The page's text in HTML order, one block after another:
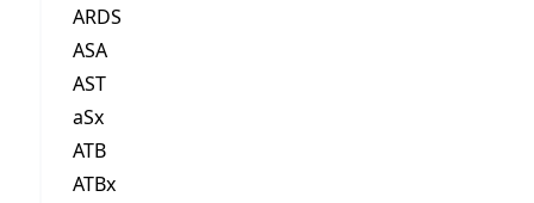
ARDS
ASA
AST
aSx
ATB
ATBx